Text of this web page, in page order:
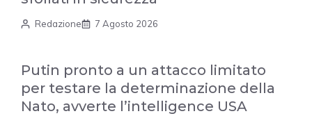
Redazione 7 Agosto 2026
Putin pronto a un attacco limitato
per testare la determinazione della
Nato, avverte l’intelligence USA